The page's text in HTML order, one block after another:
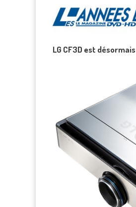
LG CF3D est désormais